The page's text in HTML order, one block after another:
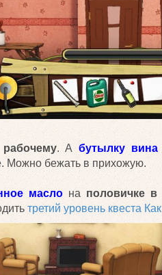
. А бутылку вина
Можно бежать в прихожую.
масло на половичке в
третий уровень квеста